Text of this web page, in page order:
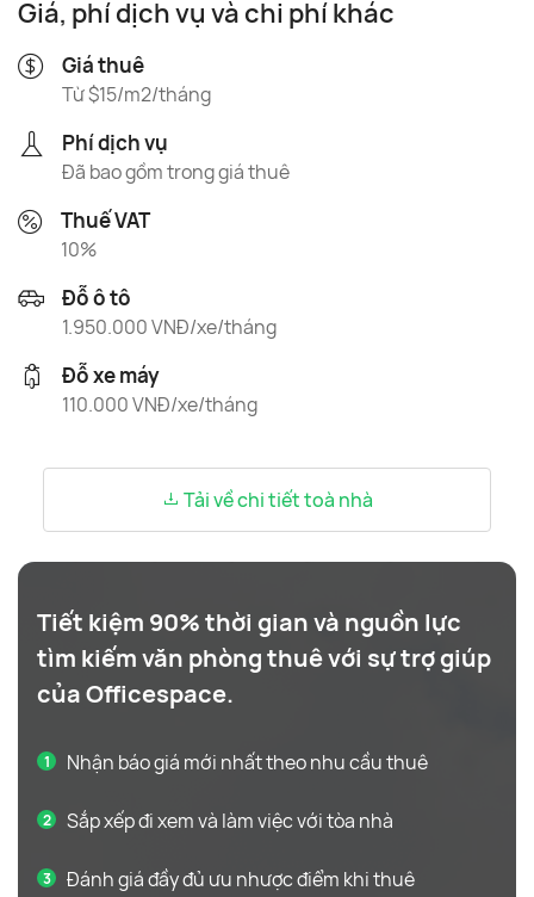
Giá, phí dịch vụ và chi phí khác
Giá thuê
Từ $15/m2/tháng
Phí dịch vụ
Đã bao gồm trong giá thuê
Thuế VAT
10%
Đỗ ô tô
1.950.000 VNĐ/xe/tháng
Đỗ xe máy
110.000 VNĐ/xe/tháng
Tải về chi tiết toà nhà
Tiết kiệm 90% thời gian và nguồn lực
tìm kiếm văn phòng thuê với sự trợ giúp
của Officespace.
Nhận báo giá mới nhất theo nhu cầu thuê
Sắp xếp đi xem và làm việc với tòa nhà
Đánh giá đầy đủ ưu nhược điểm khi thuê